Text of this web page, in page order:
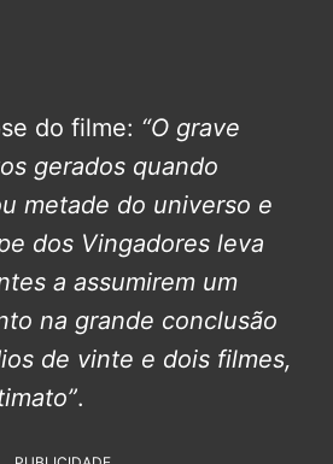
do filme: “O grave
gerados quando
metade do universo e
dos Vingadores leva
a assumirem um
na grande conclusão
de vinte e dois filmes,
.